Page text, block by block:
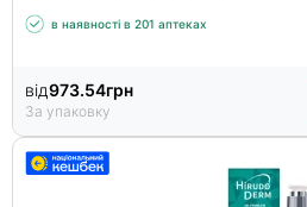
в наявності в 201 аптеках
від973.54грн
За упаковку